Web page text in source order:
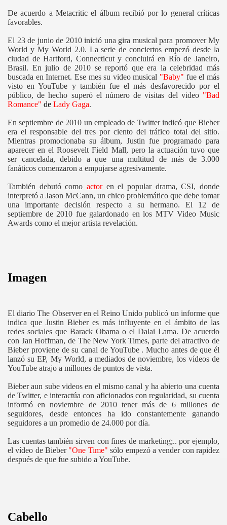
De acuerdo a Metacritic el álbum recibió por lo general críticas
favorables.
El 23 de junio de 2010 inició una gira musical para promover My
World y My World 2.0. La serie de conciertos empezó desde la
ciudad de Hartford, Connecticut y concluirá en Río de Janeiro,
Brasil. En julio de 2010 se reportó que era la celebridad más
buscada en Internet. Ese mes su video musical "Baby" fue el más
visto en YouTube y también fue el más desfavorecido por el
público, de hecho superó el número de visitas del video "Bad
Romance" de Lady Gaga.
En septiembre de 2010 un empleado de Twitter indicó que Bieber
era el responsable del tres por ciento del tráfico total del sitio.
Mientras promocionaba su álbum, Justin fue programado para
aparecer en el Roosevelt Field Mall, pero la actuación tuvo que
ser cancelada, debido a que una multitud de más de 3.000
fanáticos comenzaron a empujarse agresivamente.
También debutó como actoren el popular drama, CSI, donde
interpretó a Jason McCann, un chico problemático que debe tomar
una importante decisión respecto a su hermano. El 12 de
septiembre de 2010 fue galardonado en los MTV Video Music
Awards como el mejor artista revelación.
Imagen
El diario The Observer en el Reino Unido publicó un informe que
indica que Justin Bieber es más influyente en el ámbito de las
redes sociales que Barack Obama o el Dalai Lama. De acuerdo
con Jan Hoffman, de The New York Times, parte del atractivo de
Bieber proviene de su canal de YouTube . Mucho antes de que él
lanzó su EP, My World, a mediados de noviembre, los vídeos de
YouTube atrajo a millones de puntos de vista.
Bieber aun sube videos en el mismo canal y ha abierto una cuenta
de Twitter, e interactúa con aficionados con regularidad, su cuenta
informó en noviembre de 2010 tener más de 6 millones de
seguidores, desde entonces ha ido constantemente ganando
seguidores a un promedio de 24.000 por día.
Las cuentas también sirven con fines de marketing;.. por ejemplo,
el vídeo de Bieber "One Time" sólo empezó a vender con rapidez
después de que fue subido a YouTube.
Cabello